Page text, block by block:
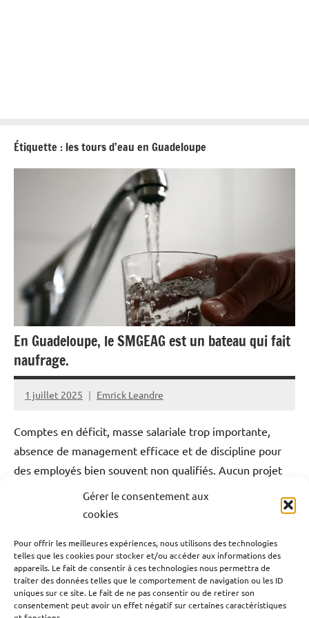
Gérer le consentement aux
cookies
Pour offrir les meilleures expériences, nous utilisons des technologies
telles que les cookies pour stocker et/ou accéder aux informations des
appareils. Le fait de consentir à ces technologies nous permettra de
traiter des données telles que le comportement de navigation ou les ID
uniques sur ce site. Le fait de ne pas consentir ou de retirer son
consentement peut avoir un effet négatif sur certaines caractéristiques
Étiquette : les tours d’eau en Guadeloupe
En Guadeloupe, le SMGEAG est un bateau qui fait
naufrage.
1 juillet 2025 Emrick Leandre
Comptes en déficit, masse salariale trop importante,
absence de management efficace et de discipline pour
des employés bien souvent non qualifiés. Aucun projet
stratégique permettant la sortie des tours d’eau. Forte
dépendance aux investissements de l’Etat, de la Région
réparations mais elles sont trop lentes, cela prendrait
plusieurs décennies pour améliorer l’ensemble du réseau
d’eau. La situation du SMGEAG est désastreuse. La
Chambre Régionale des Comptes torpille le syndicat